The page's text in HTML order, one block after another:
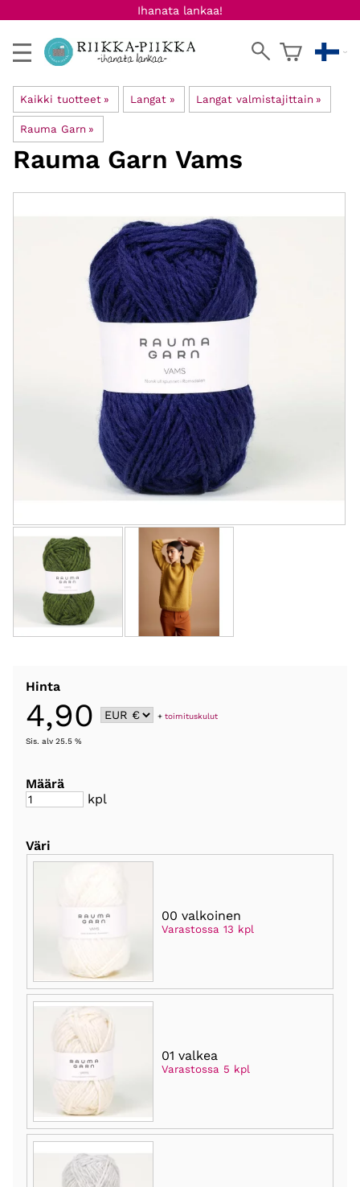
Ihanata lankaa!
Kaikki tuotteet ‪» Langat ‪» Langat valmistajittain ‪»
Rauma Garn ‪»
Rauma Garn Vams
Hinta
4,90 +toimituskulut
Sis. alv 25.5 %
Määrä
kpl
Väri
00 valkoinen
Varastossa 13 kpl
01 valkea
Varastossa 5 kpl